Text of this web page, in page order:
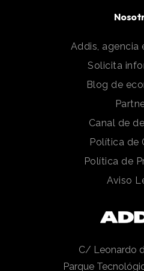
Addis, agencia
Solicita
Blog de
Canal de
Política de
Política de
Aviso
C/ Leonardo
Parque